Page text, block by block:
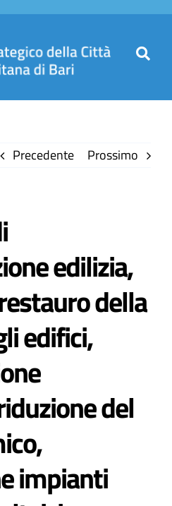
Precedente Prossimo
edilizia,
della
edifici,
del
impianti